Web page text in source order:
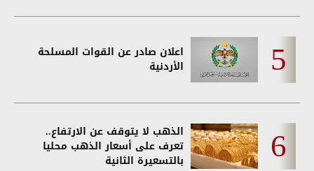
اعلان صادر عن القوات المسلحة
الأردنية
الذهب لا يتوقف عن الارتفاع..
تعرف على أسعار الذهب محليا
بالتسعيرة الثانية